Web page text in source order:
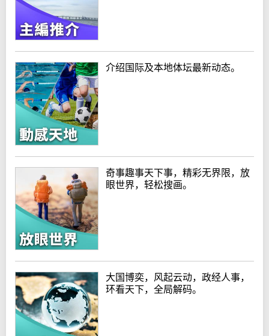
介绍国际及本地体坛最新动态。
奇事趣事天下事，精彩无界限，放
眼世界，轻松搜画。
大国博奕，风起云动，政经人事，
环看天下，全局解码。